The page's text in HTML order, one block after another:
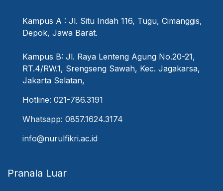
Kampus A : Jl. Situ Indah 116, Tugu, Cimanggis,
Depok, Jawa Barat.
Kampus B: Jl. Raya Lenteng Agung No.20-21,
RT.4/RW.1, Srengseng Sawah, Kec. Jagakarsa,
Jakarta Selatan,
Hotline: 021-786.3191
Whatsapp: 0857.1624.3174
info@nurulfikri.ac.id
Pranala Luar